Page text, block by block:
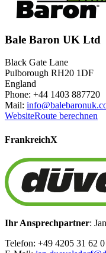
Bale Baron UK Ltd
Black Gate Lane
Pulborough RH20 1DF
England
Phone: +44 1403 887720
Mail:
WebsiteRoute berechnen
FrankreichX
Ihr Ansprechpartner:
Telefon: +49 4205 31 62 0